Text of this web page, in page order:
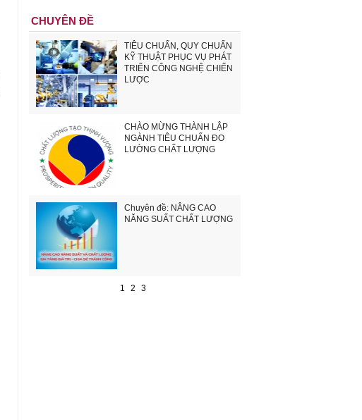
CHUYÊN ĐỀ
TIÊU CHUẨN, QUY CHUẨN
KỸ THUẬT PHỤC VỤ PHÁT
TRIỂN CÔNG NGHỆ CHIẾN
LƯỢC
CHÀO MỪNG THÀNH LẬP
NGÀNH TIÊU CHUẨN ĐO
LƯỜNG CHẤT LƯỢNG
Chuyên đề: NÂNG CAO
NĂNG SUẤT CHẤT LƯỢNG
1 2 3